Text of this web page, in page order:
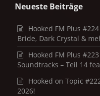
Neueste Beiträge
Hooked FM Plus
Bride, Dark Crystal &
Hooked FM Plus
Soundtracks – Teil 14
Hooked on Topic
2026!